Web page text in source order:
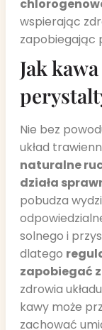
wspierając
zapobiegając
Jak
Nie bez
układ
naturalne
działa
pobudza
solnego i
dlatego
zapobiegać
zdrowia
kawy może
zachować